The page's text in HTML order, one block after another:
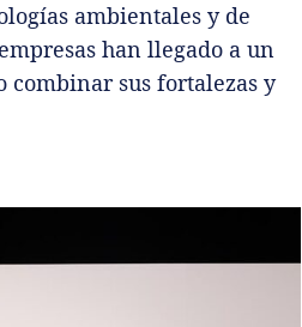
ambientales y de
han llegado a un
combinar sus fortalezas y